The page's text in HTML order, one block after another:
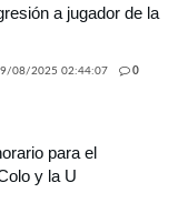
a jugador de la
08/2025 02:44:07 0
para el
y la U